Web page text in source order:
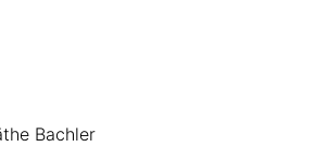
Bachler